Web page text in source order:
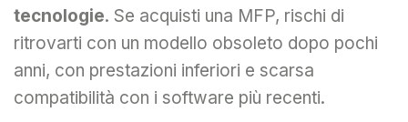
tecnologie. Se acquisti una MFP, rischi di
ritrovarti con un modello obsoleto dopo pochi
anni, con prestazioni inferiori e scarsa
compatibilità con i software più recenti.